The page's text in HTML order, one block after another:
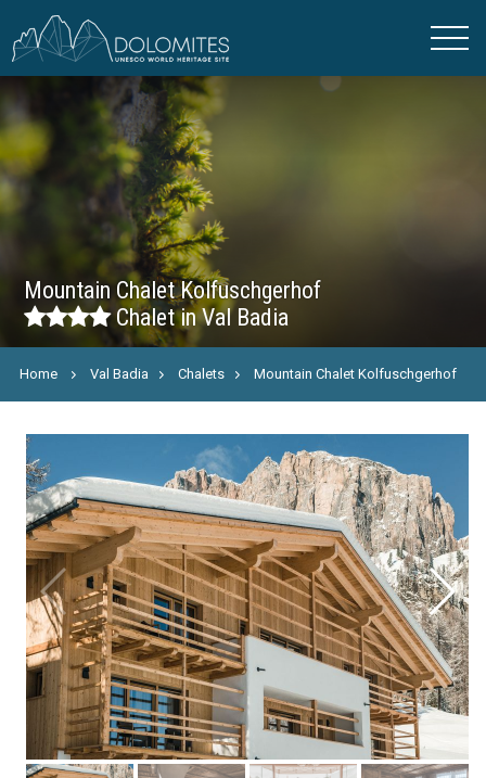
Mountain Chalet Kolfuschgerhof
Chalet in Val Badia
Home Val Badia Chalets Mountain Chalet Kolfuschgerhof